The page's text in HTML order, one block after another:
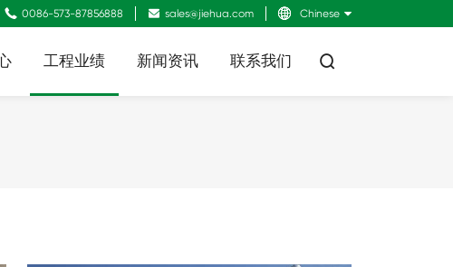
 0086-573-87856888  sales@jiehua.com  Chinese
工程业绩 新闻资讯 联系我们 